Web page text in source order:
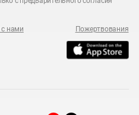
с нами Пожертвования